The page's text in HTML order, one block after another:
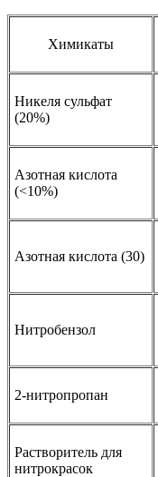
Химикаты
Никеля сульфат
(20%)
Азотная кислота
(<10%)
Азотная кислота (30)
Нитробензол
2-нитропропан
Растворитель для
нитрокрасок